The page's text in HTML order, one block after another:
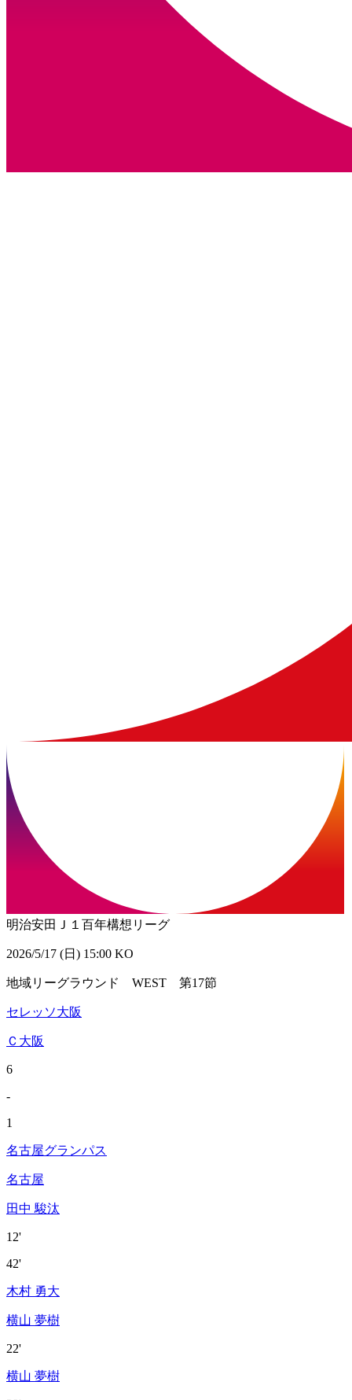
明治安田Ｊ１百年構想リーグ
2026/5/17 (日) 15:00 KO
地域リーグラウンド WEST 第17節
セレッソ大阪
Ｃ大阪
6
-
1
名古屋グランパス
名古屋
田中 駿汰
12'
42'
木村 勇大
横山 夢樹
22'
横山 夢樹